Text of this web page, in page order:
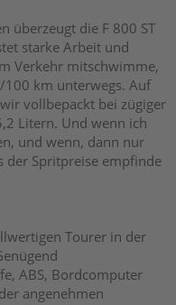
überzeugt die F 800 ST
starke Arbeit und
Verkehr mitschwimme,
km unterwegs. Auf
vollbepackt bei zügiger
Litern. Und wenn ich
und wenn, dann nur
der Spritpreise empfinde
Tourer in der
ABS, Bordcomputer
angenehmen